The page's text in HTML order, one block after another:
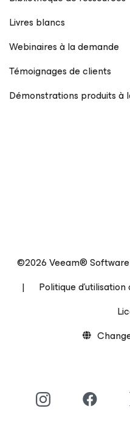
Livres blancs
Webinaires à la demande
Témoignages de clients
Démonstrations produits à
©2026 Veeam® Software
|
Politique